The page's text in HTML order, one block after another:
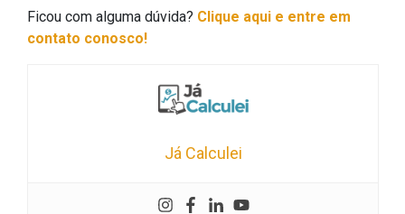
Ficou com alguma dúvida? Clique aqui e entre em
contato conosco!
Já Calculei